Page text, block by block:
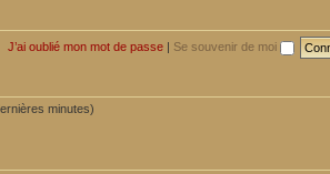
J’ai oublié mon mot de passe | Se souvenir de moi
minutes)